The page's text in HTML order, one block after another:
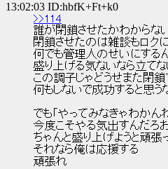
13:02:03 ID:hbfK+Ft+k0
>>114
誰が閉鎖させたかわからな
閉鎖させたのは雑談もロク
何でも管理人のせいにする
盛り上げる気ないなら立て
この調子じゃどうせまた閉鎖
何もしないで成功すると思う
でも「やってみなきゃわかん
今度こそやる気出すんだろ
ちゃんと盛り上げようと頑張
それなら俺は応援する
頑張れ